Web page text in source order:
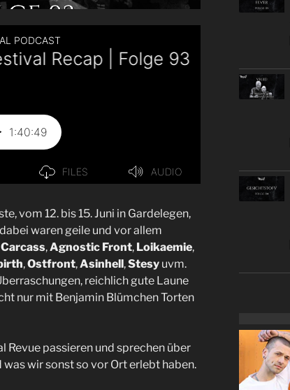
vom 12. bis 15. Juni in Gardelegen,
waren geile und vor allem
Carcass,Agnostic Front, Loikaemie,
,Ostfront,Asinhell,Stesy uvm.
reichlich gute Laune
nur mit Benjamin Blümchen Torten
Revue passieren und sprechen über
wir sonst so vor Ort erlebt haben.